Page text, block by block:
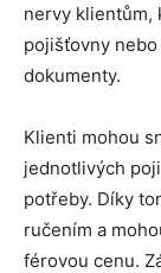
nervy klientům,
pojišťovny
dokumenty.
Klienti mohou
jednotlivých
potřeby. Díky
ručením a
férovou cenu.